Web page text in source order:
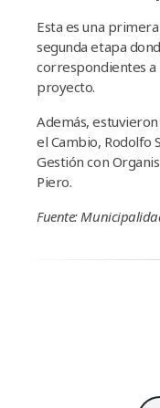
Esta es una
segunda etapa
correspondientes a
proyecto.
Además,
el Cambio, Rodolfo
Gestión con
Piero.
Fuente: